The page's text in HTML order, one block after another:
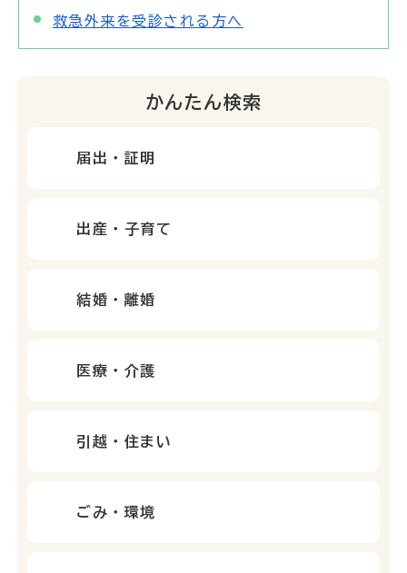
救急外来を受診される方へ
かんたん検索
届出・証明
出産・子育て
結婚・離婚
医療・介護
引越・住まい
ごみ・環境